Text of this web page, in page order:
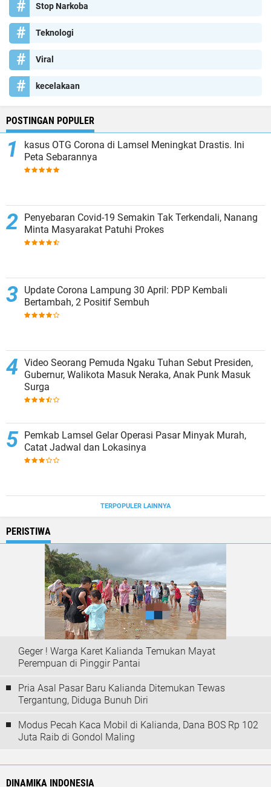
Stop Narkoba
Teknologi
Viral
kecelakaan
POSTINGAN POPULER
kasus OTG Corona di Lamsel Meningkat Drastis. Ini
Peta Sebarannya
Penyebaran Covid-19 Semakin Tak Terkendali, Nanang
Minta Masyarakat Patuhi Prokes
Update Corona Lampung 30 April: PDP Kembali
Bertambah, 2 Positif Sembuh
Video Seorang Pemuda Ngaku Tuhan Sebut Presiden,
Gubernur, Walikota Masuk Neraka, Anak Punk Masuk
Surga
Pemkab Lamsel Gelar Operasi Pasar Minyak Murah,
Catat Jadwal dan Lokasinya
TERPOPULER LAINNYA
PERISTIWA
Geger ! Warga Karet Kalianda Temukan Mayat
Perempuan di Pinggir Pantai
Pria Asal Pasar Baru Kalianda Ditemukan Tewas
Tergantung, Diduga Bunuh Diri
Modus Pecah Kaca Mobil di Kalianda, Dana BOS Rp 102
Juta Raib di Gondol Maling
DINAMIKA INDONESIA